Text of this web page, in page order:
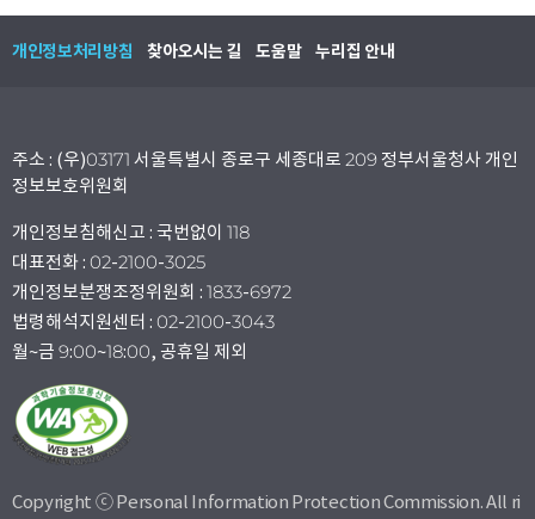
개인정보처리방침 찾아오시는 길 도움말 누리집 안내
주소 : (우)03171 서울특별시 종로구 세종대로 209 정부서울청사 개인
정보보호위원회
개인정보침해신고 : 국번없이 118
대표전화 : 02-2100-3025
개인정보분쟁조정위원회 : 1833-6972
법령해석지원센터 : 02-2100-3043
월~금 9:00~18:00, 공휴일 제외
Copyright ⓒ Personal Information Protection Commission. All ri